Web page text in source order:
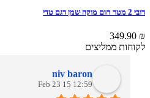
דובי 2 מטר חום מוקה שמן דגם טדי
₪
לקוחות ממליצים
niv baron
12:59 15 Feb 23